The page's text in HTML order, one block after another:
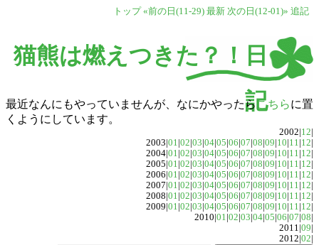
トップ «前の日(11-29) 最新 次の日(12-01)» 追記
猫熊は燃えつきた？！日
記
最近なんにもやっていませんが、なにかやったら こちらに置
くようにしています。
2002|12|
2003|01|02|03|04|05|06|07|08|09|10|11|12|
2004|01|02|03|04|05|06|07|08|09|10|11|12|
2005|01|02|03|04|05|06|07|08|09|10|11|12|
2006|01|02|03|04|05|06|07|08|09|10|11|12|
2007|01|02|03|04|05|06|07|08|09|10|11|12|
2008|01|02|03|04|05|06|07|08|09|10|11|12|
2009|01|02|03|04|05|06|07|08|09|10|11|12|
2010|01|02|03|04|05|06|07|08|
2011|09|
2012|02|